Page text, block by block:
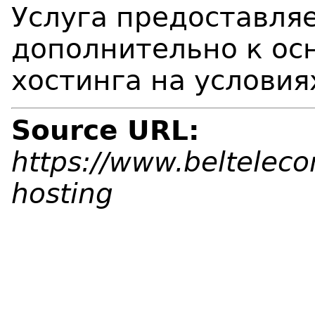
Услуга
дополнительно к
хостинга на
Source URL:
https://
hosting